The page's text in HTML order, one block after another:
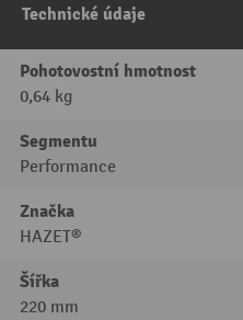
Technické údaje
Pohotovostní hmotnost
0,64 kg
Segmentu
Performance
Značka
HAZET®
Šířka
220 mm